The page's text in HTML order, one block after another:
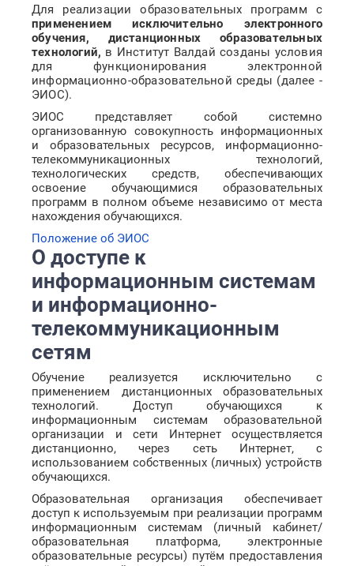
Для реализации образовательных программ с
применением исключительно электронного
обучения, дистанционных образовательных
технологий, в Институт Валдай созданы условия
для функционирования электронной
информационно-образовательной среды (далее -
ЭИОС).
ЭИОС представляет собой системно
организованную совокупность информационных
и образовательных ресурсов, информационно-
телекоммуникационных технологий,
технологических средств, обеспечивающих
освоение обучающимися образовательных
программ в полном объеме независимо от места
нахождения обучающихся.
Положение об ЭИОС
О доступе к
информационным системам
и информационно-
телекоммуникационным
сетям
Обучение реализуется исключительно с
применением дистанционных образовательных
технологий. Доступ обучающихся к
информационным системам образовательной
организации и сети Интернет осуществляется
дистанционно, через сеть Интернет, с
использованием собственных (личных) устройств
обучающихся.
Образовательная организация обеспечивает
доступ к используемым при реализации программ
информационным системам (личный кабинет/
образовательная платформа, электронные
образовательные ресурсы) путём предоставления